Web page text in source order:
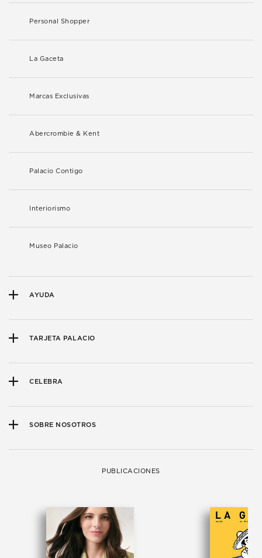
Personal Shopper
La Gaceta
Marcas Exclusivas
Abercrombie & Kent
Palacio Contigo
Interiorismo
Museo Palacio
AYUDA
TARJETA PALACIO
CELEBRA
SOBRE NOSOTROS
PUBLICACIONES